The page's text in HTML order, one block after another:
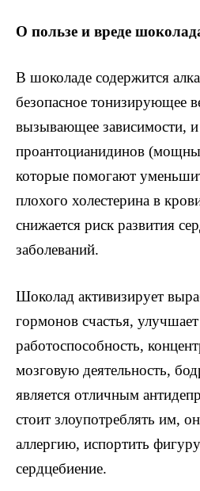
О пользе и вреде
В шоколаде содержится
безопасное тонизирующее
вызывающее зависимости,
проантоцианидинов
которые помогают
плохого холестерина в
снижается риск развития
заболеваний.
Шоколад активизирует
гормонов счастья,
работоспособность,
мозговую деятельность,
является отличным
стоит злоупотреблять им,
аллергию, испортить
сердцебиение.